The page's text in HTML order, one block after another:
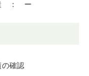
： ー
の確認